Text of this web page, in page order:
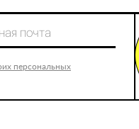
персональных